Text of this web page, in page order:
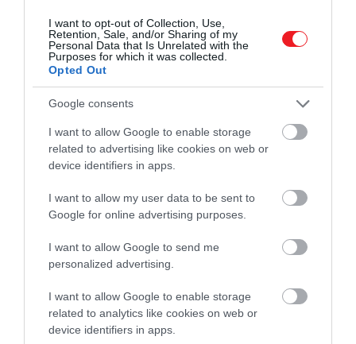
I want to opt-out of Collection, Use,
Retention, Sale, and/or Sharing of my
Personal Data that Is Unrelated with the
Purposes for which it was collected.
Opted Out
Google consents
I want to allow Google to enable storage
related to advertising like cookies on web or
device identifiers in apps.
I want to allow my user data to be sent to
Google for online advertising purposes.
I want to allow Google to send me
personalized advertising.
I want to allow Google to enable storage
related to analytics like cookies on web or
device identifiers in apps.